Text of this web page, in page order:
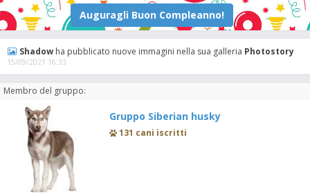
Shadow ha pubblicato nuove immagini nella sua galleria Photostory
15/09/2021 16:33
Membro del gruppo:
Gruppo Siberian husky
131 cani iscritti